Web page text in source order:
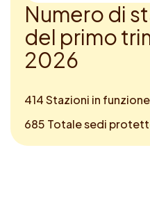
Numero di st
del primotri
2026
414 Stazioni in funzione
685 Totale sedi